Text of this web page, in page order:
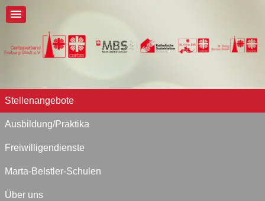
Stellenangebote
Ausbildung/Praktika
Freiwilligendienste
Marta-Belstler-Schulen
Über uns